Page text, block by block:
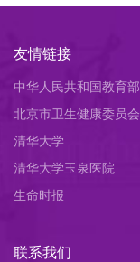
友情链接
中华人民共和国教育部
北京市卫生健康委员会
清华大学
清华大学玉泉医院
生命时报
联系我们